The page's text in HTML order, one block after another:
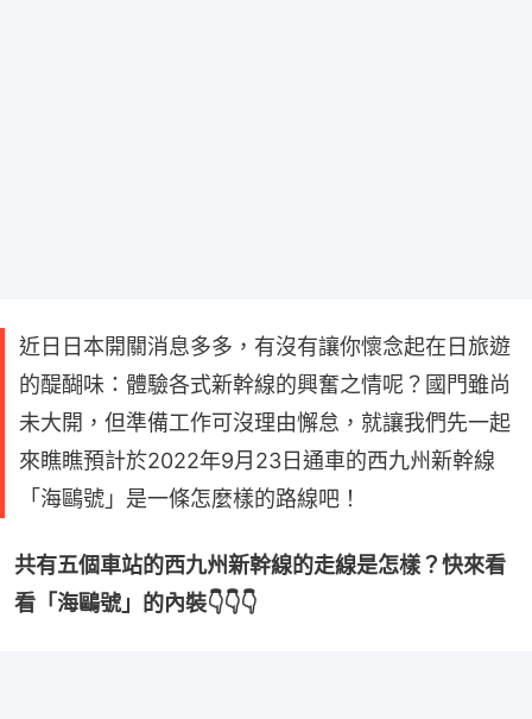
近日日本開關消息多多，有沒有讓你懷念起在日旅遊
的醍醐味：體驗各式新幹線的興奮之情呢？國門雖尚
未大開，但準備工作可沒理由懈怠，就讓我們先一起
來瞧瞧預計於2022年9月23日通車的西九州新幹線
「海鷗號」是一條怎麼樣的路線吧！
共有五個車站的西九州新幹線的走線是怎樣？快來看
看「海鷗號」的內裝👇👇👇